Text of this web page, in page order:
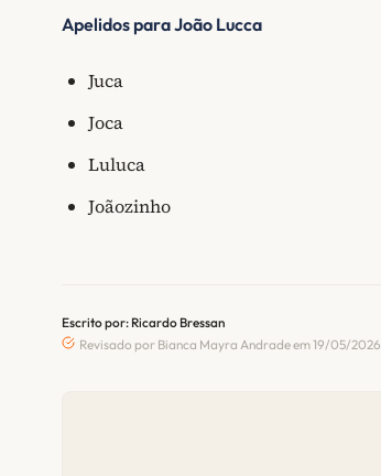
Apelidos para João Lucca
Juca
Joca
Luluca
Joãozinho
Escrito por: Ricardo Bressan
Revisado por Bianca Mayra Andrade em 19/05/2026